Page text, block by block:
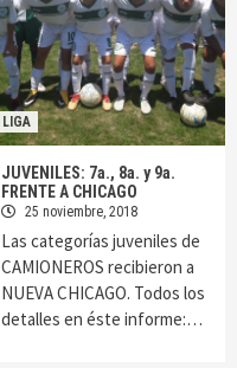
LIGA
JUVENILES: 7a., 8a. y 9a.
FRENTE A CHICAGO
25 noviembre, 2018
Las categorías juveniles de
CAMIONEROS recibieron a
NUEVA CHICAGO. Todos los
detalles en éste informe:…